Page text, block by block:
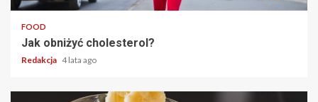
FOOD
Jak obniżyć cholesterol?
Redakcja 4 lata ago